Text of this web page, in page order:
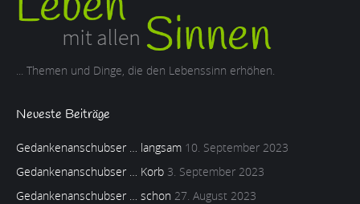
... Themen und Dinge, die den Lebenssinn erhöhen.
Neueste Beiträge
Gedankenanschubser … langsam 10. September 2023
Gedankenanschubser … Korb 3. September 2023
Gedankenanschubser … schon 27. August 2023